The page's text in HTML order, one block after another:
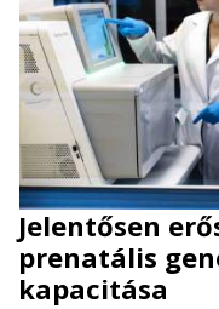
Jelentősen
prenatális
kapacitása